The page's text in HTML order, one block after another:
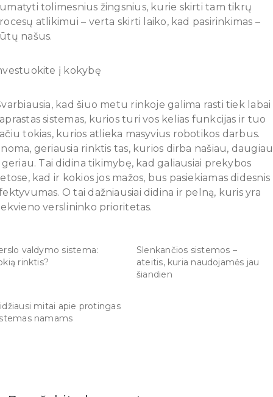
tolimesnius žingsnius, kurie skirti tam tikrų
atlikimui – verta skirti laiko, kad pasirinkimas –
našus.
į kokybę
kad šiuo metu rinkoje galima rasti tiek labai
sistemas, kurios turi vos kelias funkcijas ir tuo
tokias, kurios atlieka masyvius robotikos darbus.
geriausia rinktis tas, kurios dirba našiau, daugiau
Tai didina tikimybę, kad galiausiai prekybos
kad ir kokios jos mažos, bus pasiekiamas didesnis
O tai dažniausiai didina ir pelną, kuris yra
verslininko prioritetas.
valdymo sistema:
rinktis?
Slenkančios sistemos –
ateitis, kuria naudojamės jau
šiandien
mitai apie protingas
namams